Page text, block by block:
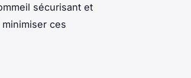
sécurisant et
ces